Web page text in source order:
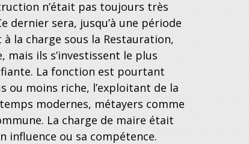
n’était pas toujours très
dernier sera, jusqu’à une période
la charge sous la Restauration,
mais ils s’investissent le plus
La fonction est pourtant
moins riche, l’exploitant de la
modernes, métayers comme
La charge de maire était
influence ou sa compétence.